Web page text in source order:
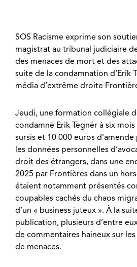
SOS Racisme exprime son
magistrat au tribunal judiciaire
des menaces de mort et des
suite de la condamnation d’Erik
média d’extrême droite
Jeudi, une formation collégiale
condamné Erik Tegnér à six
sursis et 10 000 euros
les données personnelles
droit des étrangers, dans une
2025 par Frontières dans un
étaient notamment présentés
coupables cachés du chaos
d’un « business juteux ». À la
publication, plusieurs d’entre
de commentaires haineux sur
de menaces.